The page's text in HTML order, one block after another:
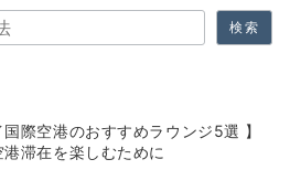
検索
国際空港のおすすめラウンジ5選 】
滞在を楽しむために